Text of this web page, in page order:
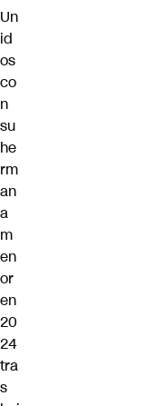
Un
id
os
co
n
su
he
rm
an
a
m
en
or
en
20
24
tra
s